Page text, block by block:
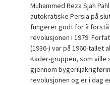
Muhammed Reza Sjah
autokratiske Persia på
fungerer godt for å
revolusjonen i 1979.
(1936-) var på 1960-tallet
Kader-gruppen, som ville
gjennom
revolusjonen og er i dag